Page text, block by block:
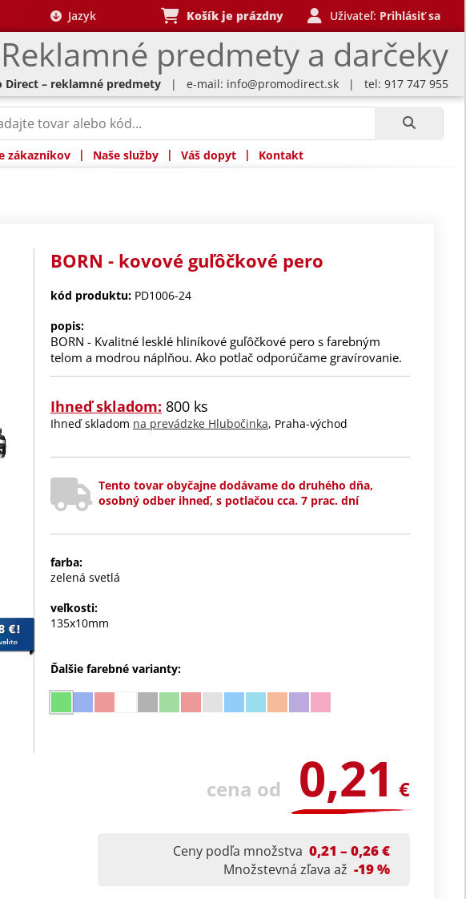
Reklamné predmety a darčeky
Jazyk Košík je prázdny Uživateľ: Prihlásiť sa
Direct – reklamné predmety | e-mail: info@promodirect.sk | tel: 917 747 955
zákazníkov | Naše služby | Váš dopyt | Kontakt
BORN - kovové guľôčkové pero
kód produktu: PD1006-24
popis:
BORN - Kvalitné lesklé hliníkové guľôčkové pero s farebným
telom a modrou náplňou. Ako potlač odporúčame gravírovanie.
Ihneď skladom: 800 ks
Ihneď skladom na prevádzke Hlubočinka, Praha-východ
Tento tovar obyčajne dodávame do druhého dňa,
osobný odber ihneď, s potlačou cca. 7 prac. dní
farba:
zelená svetlá
veľkosti:
135x10mm
Ďalšie farebné varianty:
cena od 0,21 €
Ceny podľa množstva 0,21 – 0,26 €
Množstevná zľava až -19 %